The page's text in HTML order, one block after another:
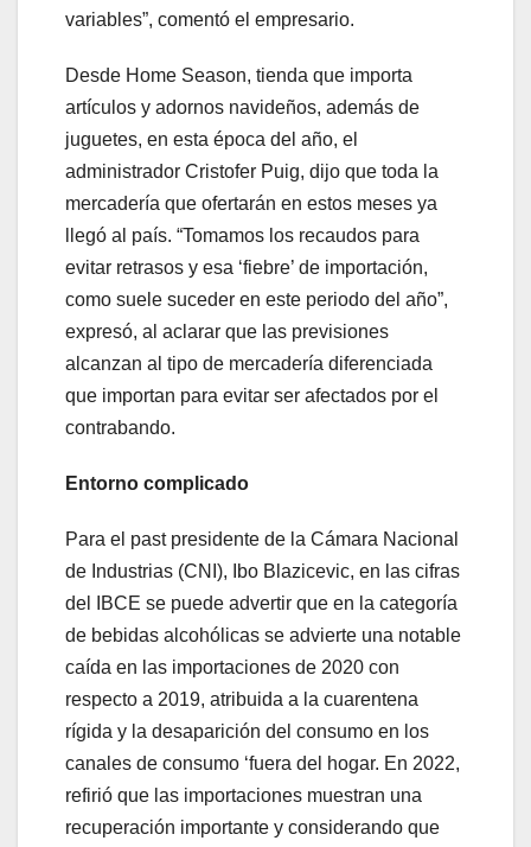
variables”, comentó el empresario.
Desde Home Season, tienda que importa
artículos y adornos navideños, además de
juguetes, en esta época del año, el
administrador Cristofer Puig, dijo que toda la
mercadería que ofertarán en estos meses ya
llegó al país. “Tomamos los recaudos para
evitar retrasos y esa ‘fiebre’ de importación,
como suele suceder en este periodo del año”,
expresó, al aclarar que las previsiones
alcanzan al tipo de mercadería diferenciada
que importan para evitar ser afectados por el
contrabando.
Entorno complicado
Para el past presidente de la Cámara Nacional
de Industrias (CNI), Ibo Blazicevic, en las cifras
del IBCE se puede advertir que en la categoría
de bebidas alcohólicas se advierte una notable
caída en las importaciones de 2020 con
respecto a 2019, atribuida a la cuarentena
rígida y la desaparición del consumo en los
canales de consumo ‘fuera del hogar. En 2022,
refirió que las importaciones muestran una
recuperación importante y considerando que